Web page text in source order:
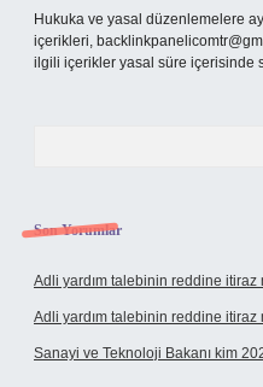
Hukuka ve yasal düzenlemelere
içerikleri,
ilgili içerikler yasal süre içerisinde
Son Yorumlar
Adli yardım talebinin reddine itiraz
Adli yardım talebinin reddine itiraz
Sanayi ve Teknoloji Bakanı kim